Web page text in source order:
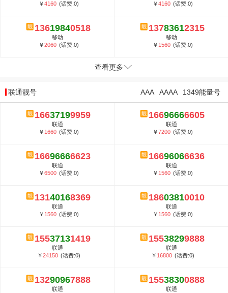
￥4160 (话费:0)
￥4160 (话费:0)
13619840518
移动
￥2060 (话费:0)
13783612315
移动
￥ 1560 (话费:0)
查看更多
联通靓号 1349能量号
AAAA
AAA
16637199959
联通
￥ 1660 (话费:0)
16696666605
联通
￥7200 (话费:0)
16696666623
联通
￥6500 (话费:0)
16696066636
联通
￥ 1560 (话费:0)
13140168369
联通
￥ 1560 (话费:0)
18603810010
联通
￥ 1560 (话费:0)
15537131419
联通
￥24150 (话费:0)
15538299888
联通
￥ 16800 (话费:0)
13290967888
联通
15538300888
联通